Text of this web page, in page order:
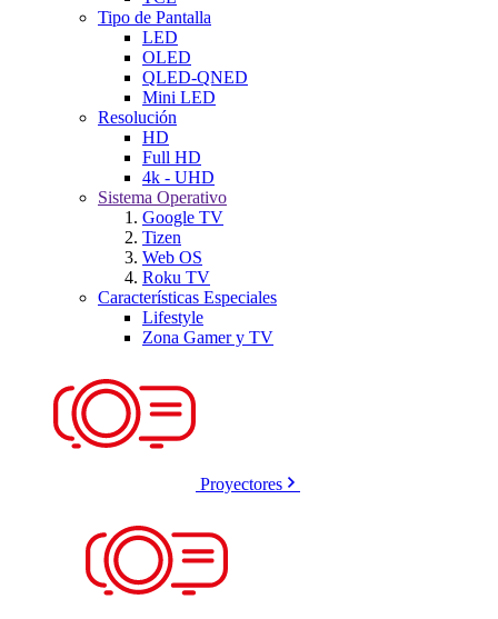
Tipo de Pantalla
LED
OLED
QLED-QNED
Mini LED
Resolución
HD
Full HD
4k - UHD
Sistema Operativo
Google TV
Tizen
Web OS
Roku TV
Características Especiales
Lifestyle
Zona Gamer y TV
Proyectores